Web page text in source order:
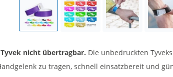
nicht übertragbar. Die unbedruckten
zu tragen, schnell einsatzbereit und